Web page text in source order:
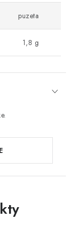
puzeta
1,8 g